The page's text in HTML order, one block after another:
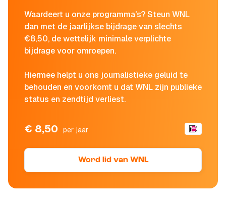
Waardeert u onze programma's? Steun WNL
dan met de jaarlijkse bijdrage van slechts
€8,50, de wettelijk minimale verplichte
bijdrage voor omroepen.
Hiermee helpt u ons journalistieke geluid te
behouden en voorkomt u dat WNL zijn publieke
status en zendtijd verliest.
€ 8,50 per jaar
Word lid van WNL